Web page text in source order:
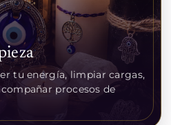
tu energía, limpiar cargas,
procesos de